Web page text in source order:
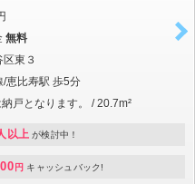
無料
東３
/恵比寿駅 歩5分
戸となります。 / 20.7m²
以上 が検討中！
円 キャッシュバック!